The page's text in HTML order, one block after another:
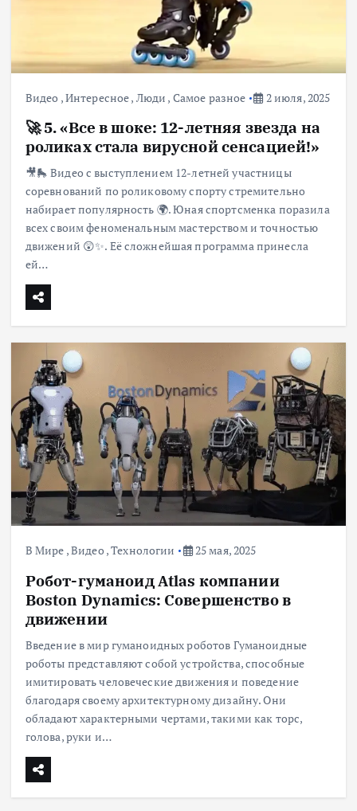
Видео ,Интересное, Люди , Самое разное 2 июля, 2025
🚀 5. «Все в шоке: 12-летняя звезда на
роликах стала вирусной сенсацией!»
🎥🛼 Видео с выступлением 12-летней участницы
соревнований по роликовому спорту стремительно
набирает популярность 🌍. Юная спортсменка поразила
всех своим феноменальным мастерством и точностью
движений 😲✨. Её сложнейшая программа принесла
ей…
В Мире ,Видео ,Технологии 25 мая, 2025
Робот-гуманоид Atlas компании
Boston Dynamics: Совершенство в
движении
Введение в мир гуманоидных роботов Гуманоидные
роботы представляют собой устройства, способные
имитировать человеческие движения и поведение
благодаря своему архитектурному дизайну. Они
обладают характерными чертами, такими как торс,
голова, руки и…